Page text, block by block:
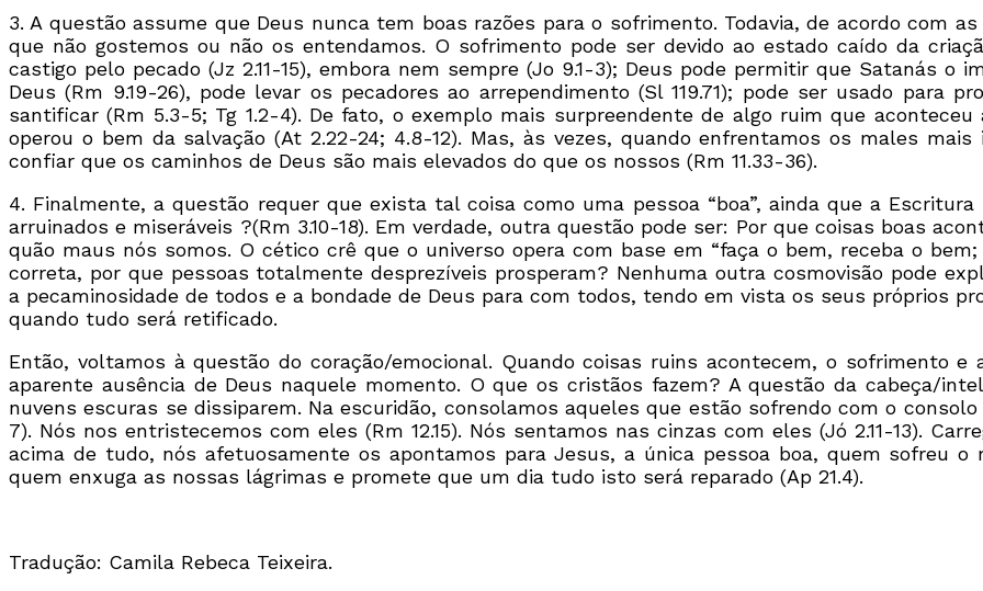
3. A questão assume que Deus nunca tem boas razões para o sofrimento. Todavia, de acordo com
que não gostemos ou não os entendamos. O sofrimento pode ser devido ao estado caído da
castigo pelo pecado (Jz 2.11-15), embora nem sempre (Jo 9.1-3); Deus pode permitir que Satanás o
Deus (Rm 9.19-26), pode levar os pecadores ao arrependimento (Sl 119.71); pode ser usado para
santificar (Rm 5.3-5; Tg 1.2-4). De fato, o exemplo mais surpreendente de algo ruim que
operou o bem da salvação (At 2.22-24; 4.8-12). Mas, às vezes, quando enfrentamos os males
confiar que os caminhos de Deus são mais elevados do que os nossos (Rm 11.33-36).
4. Finalmente, a questão requer que exista tal coisa como uma pessoa “boa”, ainda que a
arruinados e miseráveis ?(Rm 3.10-18). Em verdade, outra questão pode ser: Por que coisas boas
quão maus nós somos. O cético crê que o universo opera com base em “faça o bem, receba o
correta, por que pessoas totalmente desprezíveis prosperam? Nenhuma outra cosmovisão pode
a pecaminosidade de todos e a bondade de Deus para com todos, tendo em vista os seus próprios
quando tudo será retificado.
Então, voltamos à questão do coração/emocional. Quando coisas ruins acontecem, o sofrimento
aparente ausência de Deus naquele momento. O que os cristãos fazem? A questão da cabeça/
nuvens escuras se dissiparem. Na escuridão, consolamos aqueles que estão sofrendo com o
7). Nós nos entristecemos com eles (Rm 12.15). Nós sentamos nas cinzas com eles (Jó 2.11-13).
acima de tudo, nós afetuosamente os apontamos para Jesus, a única pessoa boa, quem sofreu
quem enxuga as nossas lágrimas e promete que um dia tudo isto será reparado (Ap 21.4).
Tradução: Camila Rebeca Teixeira.